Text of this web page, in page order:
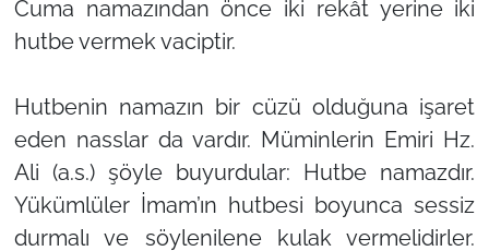
Cuma namazından önce iki rekât yerine iki
hutbe vermek vaciptir.
Hutbenin namazın bir cüzü olduğuna işaret
eden nasslar da vardır. Müminlerin Emiri Hz.
Ali (a.s.) şöyle buyurdular: Hutbe namazdır.
Yükümlüler İmam’ın hutbesi boyunca sessiz
durmalı ve söylenilene kulak vermelidirler.